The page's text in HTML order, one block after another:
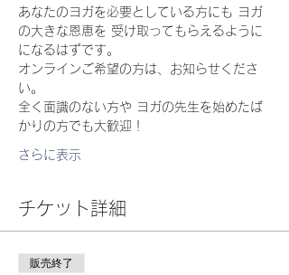
あなたのヨガを必要としている方にも ヨガ
の大きな恩恵を 受け取ってもらえるように
になるはずです。
オンラインご希望の方は、お知らせくださ
い。
全く面識のない方や ヨガの先生を始めたば
かりの方でも大歓迎！
さらに表示
チケット詳細
販売終了